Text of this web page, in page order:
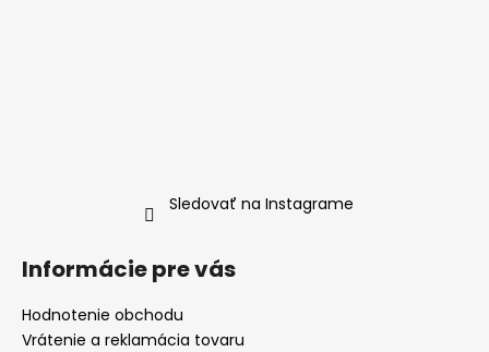
Sledovať na Instagrame
Informácie pre vás
Hodnotenie obchodu
Vrátenie a reklamácia tovaru